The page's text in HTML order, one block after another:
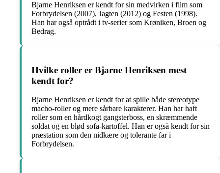
Bjarne Henriksen er kendt for sin medvirken i film som
Forbrydelsen (2007), Jagten (2012) og Festen (1998).
Han har også optrådt i tv-serier som Krøniken, Broen og
Bedrag.
Hvilke roller er Bjarne Henriksen mest
kendt for?
Bjarne Henriksen er kendt for at spille både stereotype
macho-roller og mere sårbare karakterer. Han har haft
roller som en hårdkogt gangsterboss, en skræmmende
soldat og en blød sofa-kartoffel. Han er også kendt for sin
præstation som den nidkære og tolerante far i
Forbrydelsen.